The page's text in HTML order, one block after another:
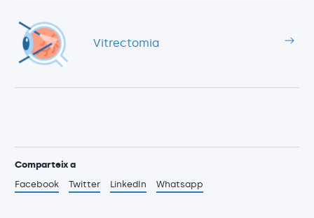
Vitrectomia
Comparteix a
Facebook
Twitter LinkedIn Whatsapp